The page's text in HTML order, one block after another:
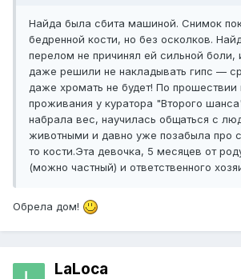
Найда была сбита машиной. Снимок
бедренной кости, но без осколков.
перелом не причинял ей сильной боли,
даже решили не накладывать гипс —
даже хромать не будет! По
проживания у куратора "Второго
набрала вес, научилась общаться с
животными и давно уже позабыла про
то кости.Эта девочка, 5 месяцев от
(можно частный) и ответственного
Обрела дом!
LaLoca